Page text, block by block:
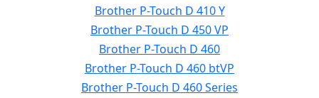
Brother P-Touch D 410 Y
Brother P-Touch D 450 VP
Brother P-Touch D 460
Brother P-Touch D 460 btVP
Brother P-Touch D 460 Series